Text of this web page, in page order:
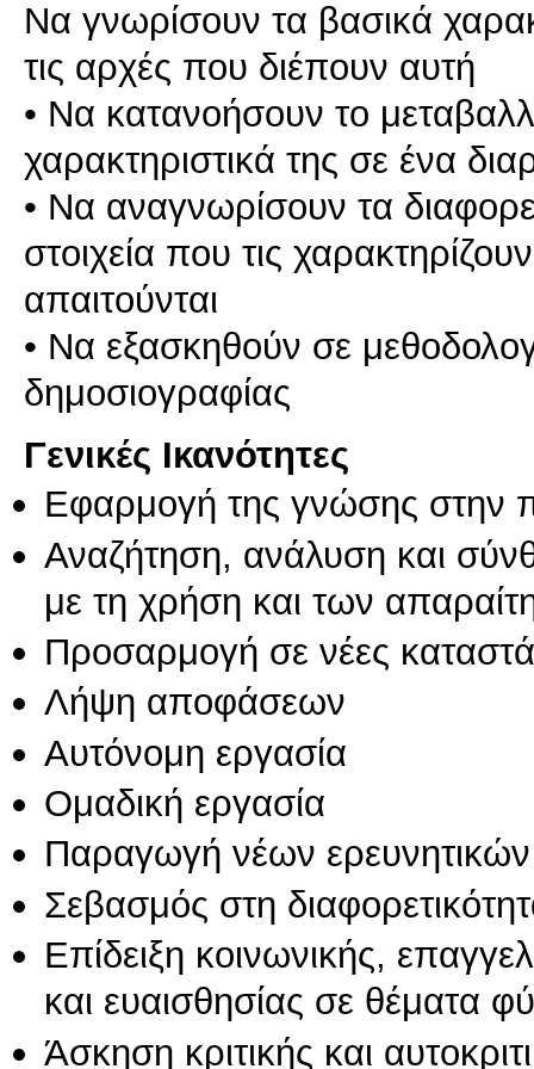
Να γνωρίσουν τα βασικά
τις αρχές που διέπουν αυτή
• Να κατανοήσουν το
χαρακτηριστικά της σε ένα
• Να αναγνωρίσουν τα
στοιχεία που τις
απαιτούνται
• Να εξασκηθούν σε
Γενικές Ικανότητες
Εφαρμογή της γνώσης στην
Αναζήτηση, ανάλυση και
με τη χρήση και των
Προσαρμογή σε νέες
Λήψη αποφάσεων
Αυτόνομη εργασία
Ομαδική εργασία
Παραγωγή νέων
Σεβασμός στη
Επίδειξη κοινωνικής,
και ευαισθησίας σε θέματα
Άσκηση κριτικής και